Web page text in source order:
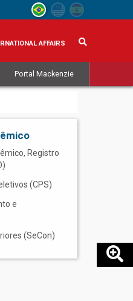
AFFAIRS
Portal Mackenzie
Registro
(CPS)
e
(SeCon)